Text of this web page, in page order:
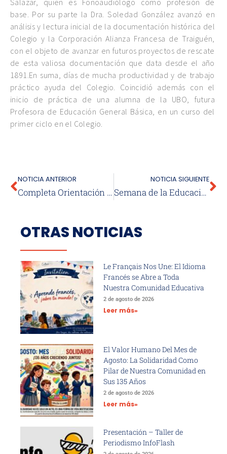
Salazar, quien es Fonoaudiólogo como profesión de
base. Por su parte la Dra. Soledad González avanzó en
análisis y lectura inicial de la documentación histórica del
Colegio y la Corporación Alianza Francesa de Traiguén,
con el objeto de avanzar en futuros proyectos de rescate
de esta valiosa documentación que data desde el año
1891.En suma, días de mucha productividad y de trabajo
práctico ayuda del Colegio. Coincidió además con el
inicio de práctica de una alumna de la UBO, futura
Profesora de Educación General Básica, en un curso del
primer ciclo en el Colegio.
NOTICIA ANTERIOR
Completa Orientación Con Los Cursos Terminales Del Colegio
NOTICIA SIGUIENTE
Semana de la Educación Artística
OTRAS NOTICIAS
Le Français Nos Une: El Idioma
Francés se Abre a Toda
Nuestra Comunidad Educativa
2 de agosto de 2026
Leer más»
El Valor Humano Del Mes de
Agosto: La Solidaridad Como
Pilar de Nuestra Comunidad en
Sus 135 Años
2 de agosto de 2026
Leer más»
Presentación – Taller de
Periodismo InfoFlash